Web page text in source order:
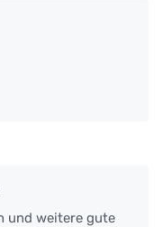
und weitere gute